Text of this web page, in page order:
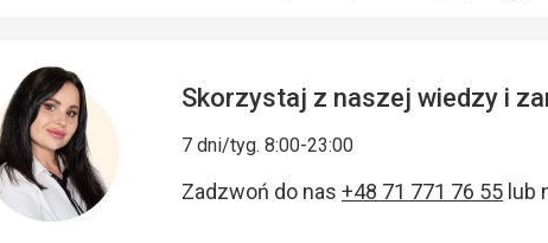
Skorzystaj z naszej wiedzy i
7 dni/tyg. 8:00-23:00
Zadzwoń do nas +48 71 771 76 55 lub